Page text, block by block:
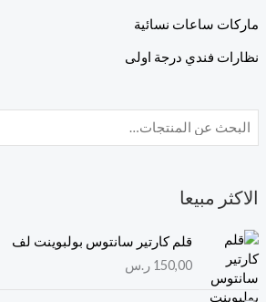
ماركات ساعات نسائية
نظارات فندي درجة اولى
الاكثر مبيعا
قلم كارتير سانتوس بولبوينت لف
150,00 ر.س